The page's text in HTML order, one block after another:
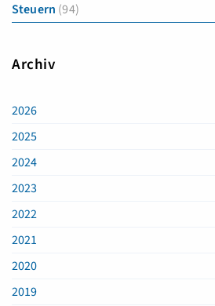
Steuern (94)
Archiv
2026
2025
2024
2023
2022
2021
2020
2019